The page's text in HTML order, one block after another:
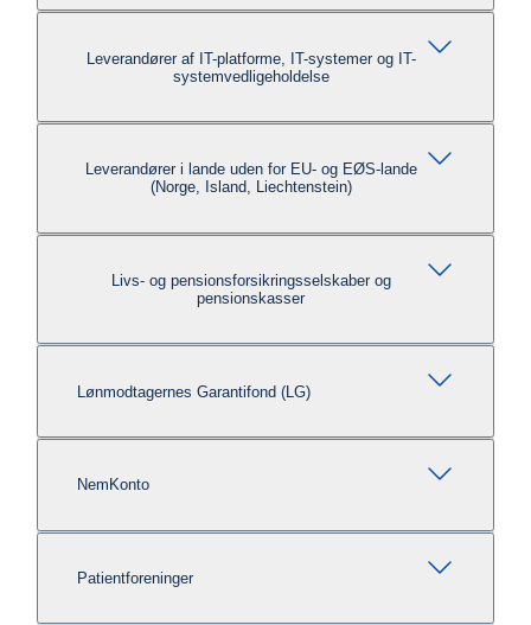
Leverandører af IT-platforme, IT-systemer og IT-
systemvedligeholdelse
Leverandører i lande uden for EU- og EØS-lande
(Norge, Island, Liechtenstein)
Livs- og pensionsforsikringsselskaber og
pensionskasser
Lønmodtagernes Garantifond (LG)
NemKonto
Patientforeninger